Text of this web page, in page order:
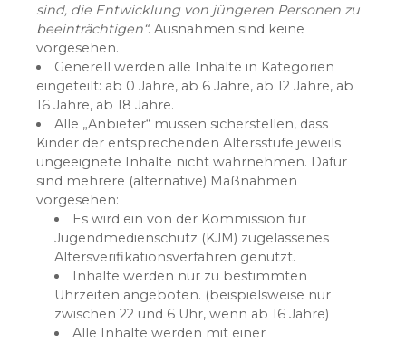
sind, die Entwicklung von jüngeren Personen zu
beeinträchtigen“. Ausnahmen sind keine
vorgesehen.
Generell werden alle Inhalte in Kategorien
eingeteilt: ab 0 Jahre, ab 6 Jahre, ab 12 Jahre, ab
16 Jahre, ab 18 Jahre.
Alle „Anbieter“ müssen sicherstellen, dass
Kinder der entsprechenden Altersstufe jeweils
ungeeignete Inhalte nicht wahrnehmen. Dafür
sind mehrere (alternative) Maßnahmen
vorgesehen:
Es wird ein von der Kommission für
Jugendmedienschutz (KJM) zugelassenes
Altersverifikationsverfahren genutzt.
Inhalte werden nur zu bestimmten
Uhrzeiten angeboten. (beispielsweise nur
zwischen 22 und 6 Uhr, wenn ab 16 Jahre)
Alle Inhalte werden mit einer